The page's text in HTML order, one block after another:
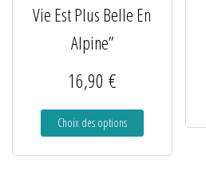
Vie Est Plus Belle En
Alpine”
16,90 €
Choix des options